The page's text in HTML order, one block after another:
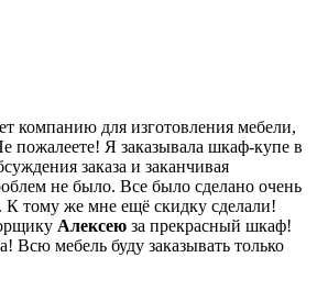
компанию для изготовления мебели,
пожалеете! Я заказывала шкаф-купе в
заказа и заканчивая
не было. Все было сделано очень
К тому же мне ещё скидку сделали!
Алексею за прекрасный шкаф!
Всю мебель буду заказывать только